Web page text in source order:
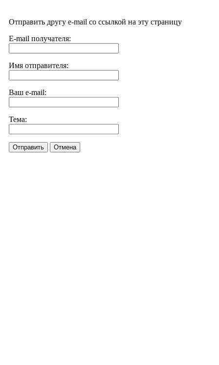
Отправить другу e-mail со ссылкой на эту страницу
E-mail получателя:
Имя отправителя:
Ваш e-mail:
Тема:
Отправить Отмена